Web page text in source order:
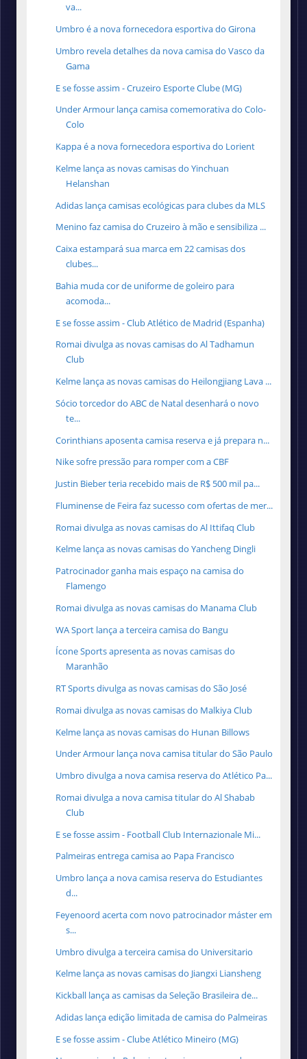
va...
Umbro é a nova fornecedora esportiva do Girona
Umbro revela detalhes da nova camisa do Vasco da
Gama
E se fosse assim - Cruzeiro Esporte Clube (MG)
Under Armour lança camisa comemorativa do Colo-
Colo
Kappa é a nova fornecedora esportiva do Lorient
Kelme lança as novas camisas do Yinchuan
Helanshan
Adidas lança camisas ecológicas para clubes da MLS
Menino faz camisa do Cruzeiro à mão e sensibiliza ...
Caixa estampará sua marca em 22 camisas dos
clubes...
Bahia muda cor de uniforme de goleiro para
acomoda...
E se fosse assim - Club Atlético de Madrid (Espanha)
Romai divulga as novas camisas do Al Tadhamun
Club
Kelme lança as novas camisas do Heilongjiang Lava ...
Sócio torcedor do ABC de Natal desenhará o novo
te...
Corinthians aposenta camisa reserva e já prepara n...
Nike sofre pressão para romper com a CBF
Justin Bieber teria recebido mais de R$ 500 mil pa...
Fluminense de Feira faz sucesso com ofertas de mer...
Romai divulga as novas camisas do Al Ittifaq Club
Kelme lança as novas camisas do Yancheng Dingli
Patrocinador ganha mais espaço na camisa do
Flamengo
Romai divulga as novas camisas do Manama Club
WA Sport lança a terceira camisa do Bangu
Ícone Sports apresenta as novas camisas do
Maranhão
RT Sports divulga as novas camisas do São José
Romai divulga as novas camisas do Malkiya Club
Kelme lança as novas camisas do Hunan Billows
Under Armour lança nova camisa titular do São Paulo
Umbro divulga a nova camisa reserva do Atlético Pa...
Romai divulga a nova camisa titular do Al Shabab
Club
E se fosse assim - Football Club Internazionale Mi...
Palmeiras entrega camisa ao Papa Francisco
Umbro lança a nova camisa reserva do Estudiantes
d...
Feyenoord acerta com novo patrocinador máster em
s...
Umbro divulga a terceira camisa do Universitario
Kelme lança as novas camisas do Jiangxi Liansheng
Kickball lança as camisas da Seleção Brasileira de...
Adidas lança edição limitada de camisa do Palmeiras
E se fosse assim - Clube Atlético Mineiro (MG)